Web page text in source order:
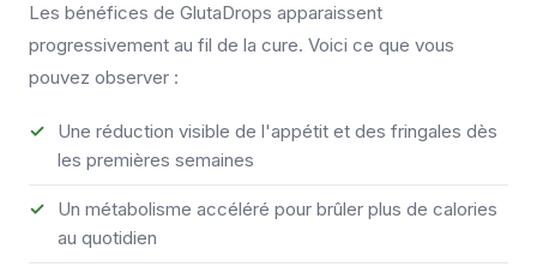
Les bénéfices de GlutaDrops apparaissent
progressivement au fil de la cure. Voici ce que vous
pouvez observer :
Une réduction visible de l'appétit et des fringales dès
les premières semaines
Un métabolisme accéléré pour brûler plus de calories
au quotidien